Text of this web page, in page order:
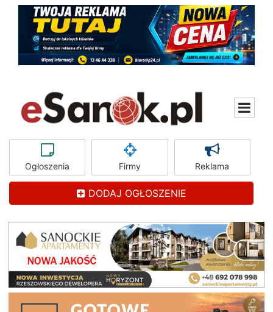
Ogłoszenia Firmy Reklama
DODAJ OGŁOSZENIE